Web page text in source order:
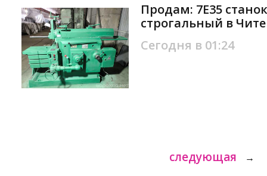
Продам: 7Е35
строгальный в Чите
Сегодня в 01:24
следующая →